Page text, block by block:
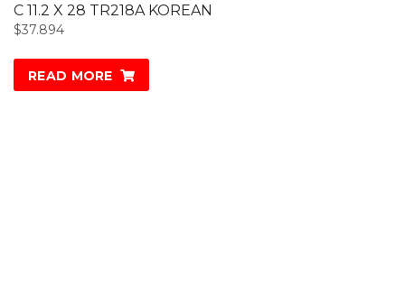
C 11.2 X 28 TR218A KOREAN
$37.894
READ MORE